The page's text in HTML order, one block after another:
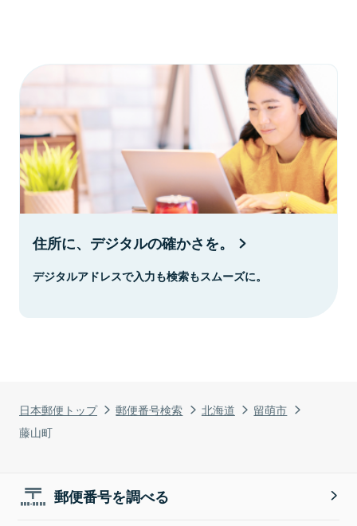
日本郵便トップ 郵便番号検索 北海道
留萌市
藤山町
住所に、デジタルの確かさを。
デジタルアドレスで入力も検索もスムーズに。
郵便番号を調べる